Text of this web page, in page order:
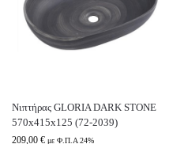
Νιπτήρας GLORIA DARK STONE
570x415x125 (72-2039)
209,00 € με Φ.Π.Α 24%